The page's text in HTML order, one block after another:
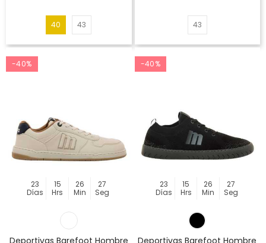
40 43 43
-40%
23
Días
15
Hrs
26
Min
27
Seg
-40%
23
Días
15
Hrs
26
Min
27
Seg